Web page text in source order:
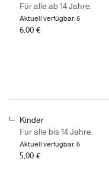
Für alle ab 14 Jahre.
Aktuell verfügbar: 6
6,00 €
Kinder
Für alle bis 14 Jahre.
Aktuell verfügbar: 6
5,00 €